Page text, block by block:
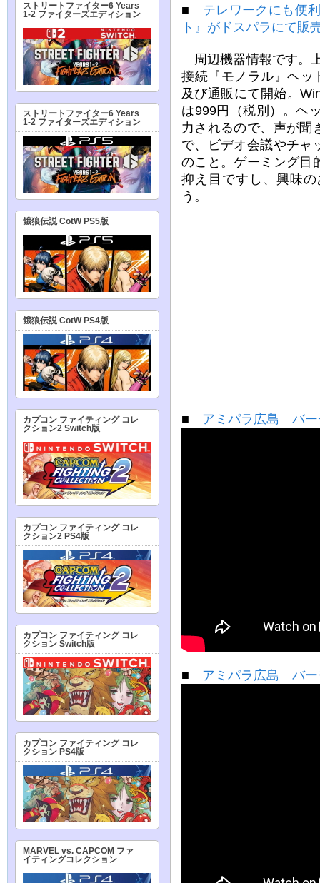
■ テレワークにも便
ト』がドスパラにて販
周辺機器情報です。
接続『モノラル』ヘッ
及び通販にて開始。
は999円（税別）。ヘ
力されるので、声が聞
で、ビデオ会議やチャ
のこと。ゲーミング目
抑え目ですし、興味
う。
■ アミパラ広島 バ
■ アミパラ広島 バ
ストリートファイター6 Years
1-2 ファイターズエディション
ストリートファイター6 Years
1-2 ファイターズエディション
餓狼伝説 CotW PS5版
餓狼伝説 CotW PS4版
カプコン ファイティング コレ
クション2 Switch版
カプコン ファイティング コレ
クション2 PS4版
カプコン ファイティング コレ
クション Switch版
カプコン ファイティング コレ
クション PS4版
MARVEL vs. CAPCOM ファ
イティングコレクション